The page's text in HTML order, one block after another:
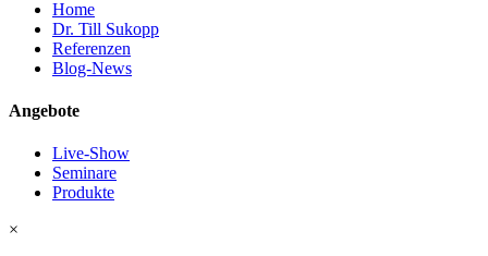
Home
Dr. Till Sukopp
Referenzen
Blog-News
Angebote
Live-Show
Seminare
Produkte
×